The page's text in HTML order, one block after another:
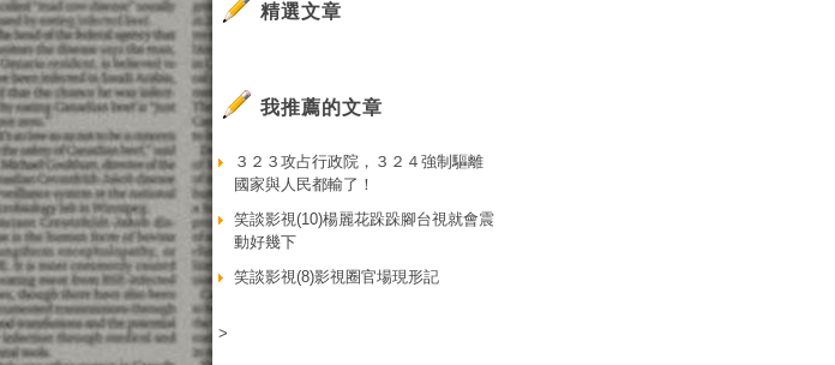
精選文章
我推薦的文章
３２３攻占行政院，３２４強制驅離
國家與人民都輸了！
笑談影視(10)楊麗花跺跺腳台視就會震
動好幾下
笑談影視(8)影視圈官場現形記
>